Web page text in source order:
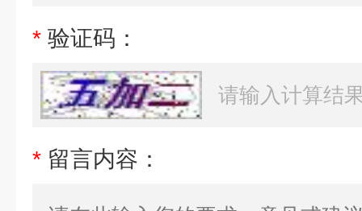
* 验证码：
* 留言内容：